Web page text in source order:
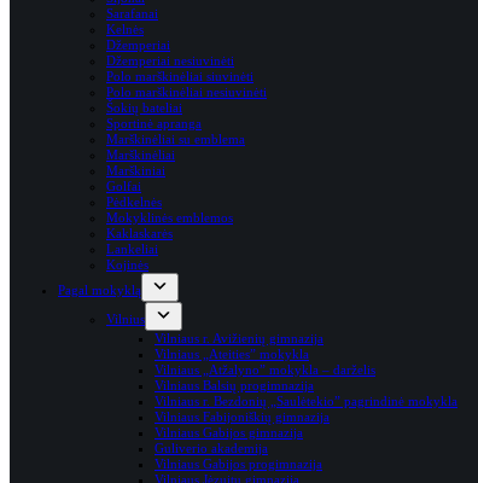
Sarafanai
Kelnės
Džemperiai
Džemperiai nesiuvinėti
Polo marškinėliai siuvinėti
Polo marškinėliai nesiuvinėti
Šokių bateliai
Sportinė apranga
Marškinėliai su emblema
Marškinėliai
Marškiniai
Golfai
Pėdkelnės
Mokyklinės emblemos
Kaklaskarės
Lankeliai
Kojinės
Pagal mokyklą
Vilnius
Vilniaus r. Avižienių gimnazija
Vilniaus „Ateities” mokykla
Vilniaus „Atžalyno” mokykla – darželis
Vilniaus Balsių progimnazija
Vilniaus r. Bezdonių „Saulėtekio” pagrindinė mokykla
Vilniaus Fabijoniškių gimnazija
Vilniaus Gabijos gimnazija
Guliverio akademija
Vilniaus Gabijos progimnazija
Vilniaus Jėzuitų gimnazija